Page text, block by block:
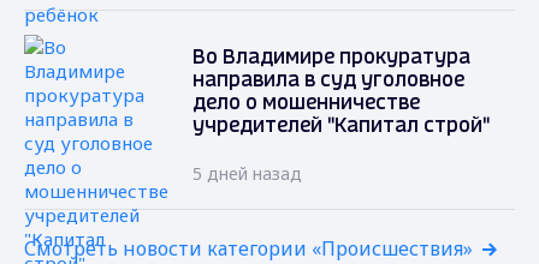
Во Владимире прокуратура
направила в суд уголовное
дело о мошенничестве
учредителей "Капитал строй"
5 дней назад
Смотреть новости категории «Происшествия»